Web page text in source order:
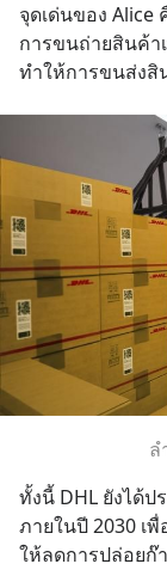
จุดเด่นของ Alice
การขนถ่ายสินค้า
ทำให้การขนส่งสิ
ล
ทั้งนี้ DHL ยังได้
ภายในปี 2030 เ
ให้ลดการปล่อยก๊